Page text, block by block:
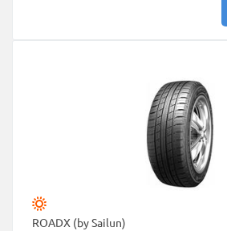
ROADX (by Sailun)